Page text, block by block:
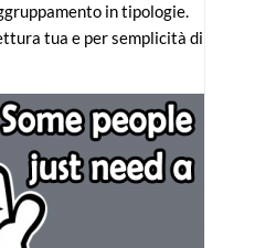
in tipologie.
tua e per semplicità di